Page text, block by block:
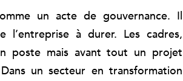
un acte de gouvernance. Il
à durer. Les cadres,
poste mais avant tout un projet
un secteur en transformation